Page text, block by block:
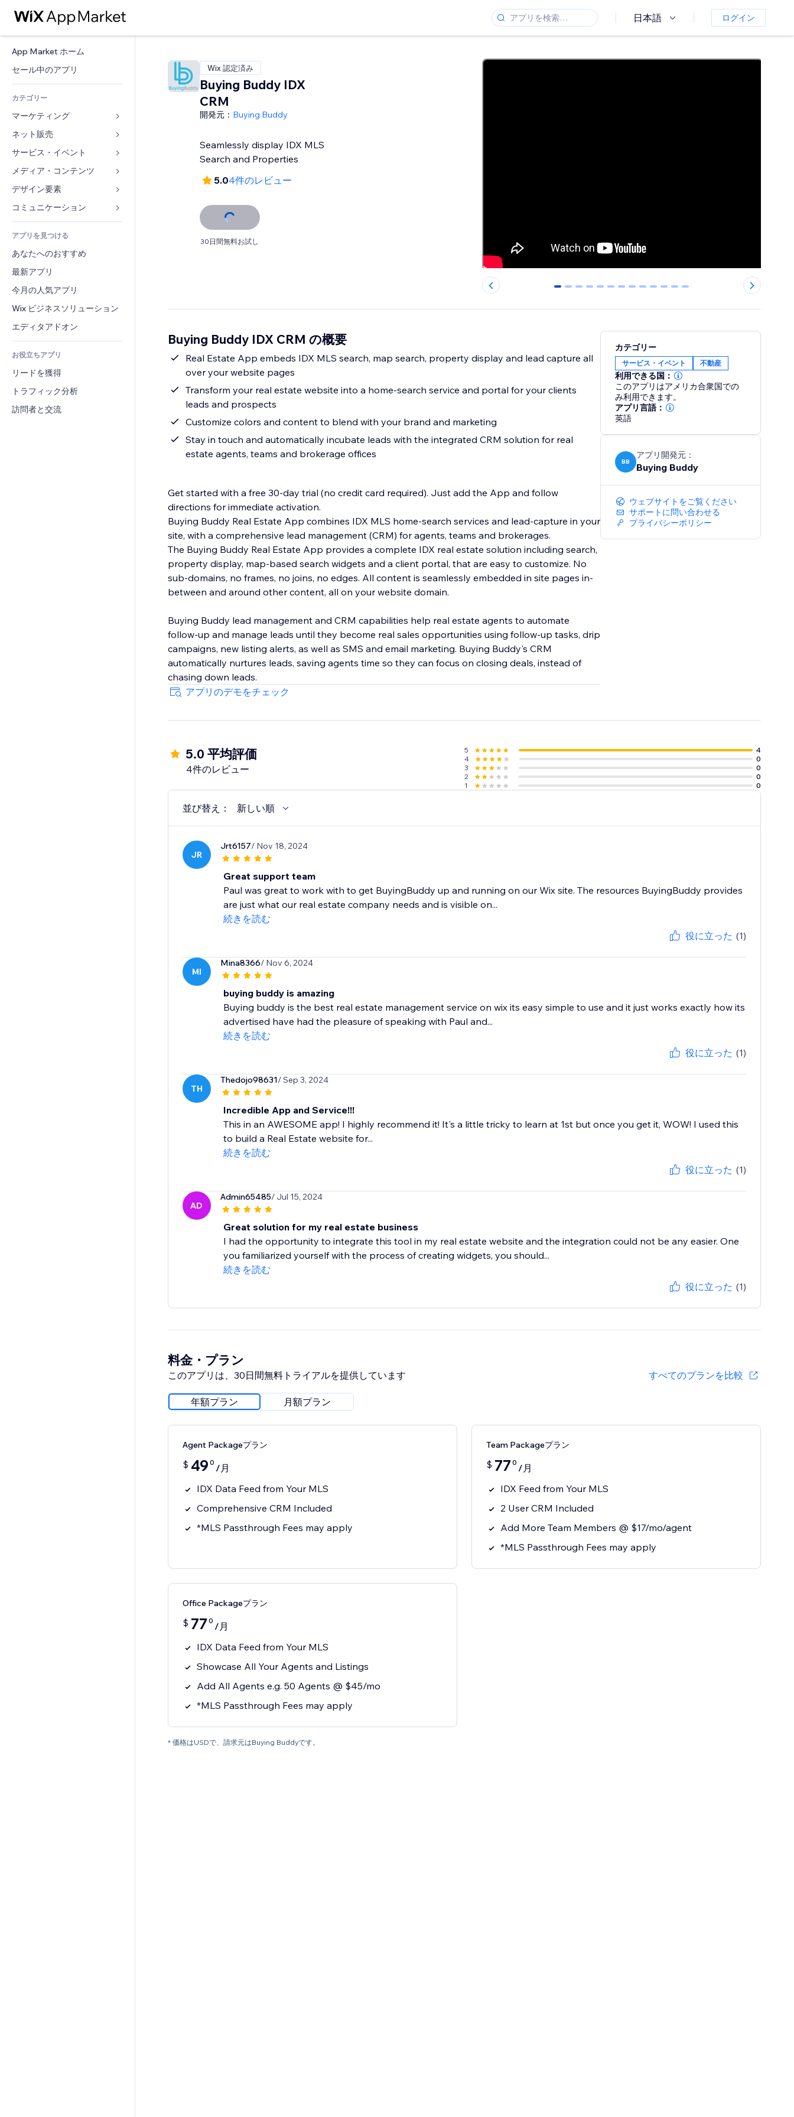
日本語 ログイン
App Market ホーム
セール中のアプリ
カテゴリー
マーケティング
広告
モバイル
アクセス解析
リスティング広告
メール
コンバージョン
ネット販売
ストア用アプリ
発送・配達
販売ボタン
会計
クーポン・特典
倉庫管理ソリューション
ドロップシッピング
食品・飲料
サービス・イベント
ホテル
イベント
レストラン
不動産
ブッキング
メディア・コンテンツ
ギャラリー
音楽
ポッドキャスト
写真
動画
PDF
ファイル共有
ニュース
デザイン要素
マップ・ナビ
プライバシー・セキュリティ
時計
ページテンプレート
画像効果
ボタン・メニュー
バナー・バッジ
電卓
検索
天気
チャート・テーブル
フォーム
ブログ
投票
チャット
コメント
電話
コミュニティィ
レビュー・お客さまの声
CRM
アプリを見つける
あなたへのおすすめ
最新アプリ
今月の人気アプリ
Wix ビジネスソリューション
エディタアドオン
お役立ちアプリ
リードを獲得
トラフィック分析
訪問者と交流
Wix 認定済み
Buying Buddy IDX
CRM
開発元： Buying Buddy
Seamlessly display IDX MLS
Search and Properties
5.04件のレビュー
30日間無料お試し
0 1 2 3 4 5 6 7 8 9 10 11 12
Buying Buddy IDX CRM の概要
Real Estate App embeds IDX MLS search, map search, property display and lead capture all
over your website pages
Transform your real estate website into a home-search service and portal for your clients
leads and prospects
Customize colors and content to blend with your brand and marketing
Stay in touch and automatically incubate leads with the integrated CRM solution for real
estate agents, teams and brokerage offices
Get started with a free 30-day trial (no credit card required). Just add the App and follow
directions for immediate activation.
Buying Buddy Real Estate App combines IDX MLS home-search services and lead-capture in your
site, with a comprehensive lead management (CRM) for agents, teams and brokerages.
The Buying Buddy Real Estate App provides a complete IDX real estate solution including search,
property display, map-based search widgets and a client portal, that are easy to customize. No
sub-domains, no frames, no joins, no edges. All content is seamlessly embedded in site pages in-
between and around other content, all on your website domain.
Buying Buddy lead management and CRM capabilities help real estate agents to automate
follow-up and manage leads until they become real sales opportunities using follow-up tasks, drip
campaigns, new listing alerts, as well as SMS and email marketing. Buying Buddy's CRM
automatically nurtures leads, saving agents time so they can focus on closing deals, instead of
chasing down leads.
アプリのデモをチェック
カテゴリー
サービス・イベント 不動産
利用できる国：
このアプリはアメリカ合衆国での
み利用できます。
アプリ言語：
英語
BB
アプリ開発元：
Buying Buddy
ウェブサイトをご覧ください
サポートに問い合わせる
プライバシーポリシー
5.0 平均評価
4件のレビュー
5
4
4
0
3
0
2
0
1
0
並び替え： 新しい順
JR
Jrt6157/ Nov 18, 2024
Great support team
Paul was great to work with to get BuyingBuddy up and running on our Wix site. The resources BuyingBuddy provides
are just what our real estate company needs and is visible on...
続きを読む
役に立った (1)
MI
Mina8366/ Nov 6, 2024
buying buddy is amazing
Buying buddy is the best real estate management service on wix its easy simple to use and it just works exactly how its
advertised have had the pleasure of speaking with Paul and...
続きを読む
役に立った (1)
TH
Thedojo98631/ Sep 3, 2024
Incredible App and Service!!!
This in an AWESOME app! I highly recommend it! It's a little tricky to learn at 1st but once you get it, WOW! I used this
to build a Real Estate website for...
続きを読む
役に立った (1)
AD
Admin65485/ Jul 15, 2024
Great solution for my real estate business
I had the opportunity to integrate this tool in my real estate website and the integration could not be any easier. One
you familiarized yourself with the process of creating widgets, you should...
続きを読む
役に立った (1)
料金・プラン
このアプリは、30日間無料トライアルを提供しています すべてのプランを比較
年額プラン 月額プラン
Agent Packageプラン
$ 49 0 /月
IDX Data Feed from Your MLS
Comprehensive CRM Included
*MLS Passthrough Fees may apply
Team Packageプラン
$ 77 0 /月
IDX Feed from Your MLS
2 User CRM Included
Add More Team Members @ $17/mo/agent
*MLS Passthrough Fees may apply
Office Packageプラン
$ 77 0 /月
IDX Data Feed from Your MLS
Showcase All Your Agents and Listings
Add All Agents e.g. 50 Agents @ $45/mo
*MLS Passthrough Fees may apply
* 価格はUSDで、請求元はBuying Buddyです。